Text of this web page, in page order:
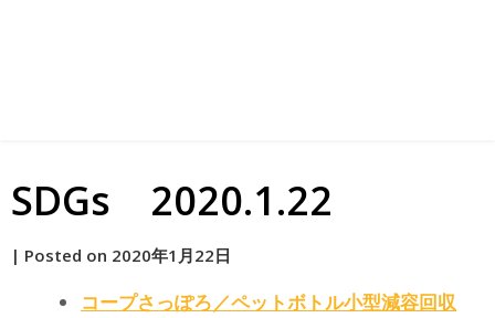
SDGs 2020.1.22
by
| Posted on 2020年1月22日
コープさっぽろ／ペットボトル小型減容回収